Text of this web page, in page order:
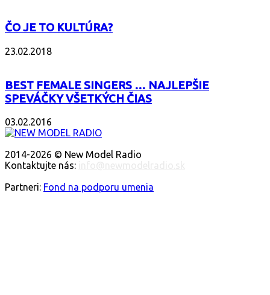
ČO JE TO KULTÚRA?
23.02.2018
BEST FEMALE SINGERS … NAJLEPŠIE
SPEVÁČKY VŠETKÝCH ČIAS
03.02.2016
2014-2026 © New Model Radio
Kontaktujte nás:
Partneri: Fond na podporu umenia